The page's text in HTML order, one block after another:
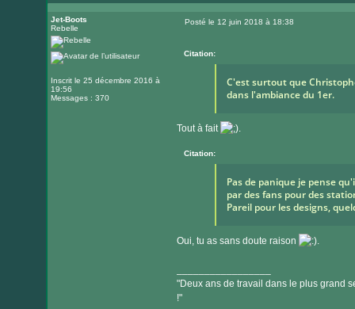
Jet-Boots
Rebelle
Inscrit le 25 décembre 2016 à
19:56
Messages : 370
Posté le 12 juin 2018 à 18:38
Citation:
C'est surtout que
dans l'ambiance du 1er.
Tout à fait .
Citation:
Pas de panique je pense
par des fans pour des
Pareil pour les designs,
Oui, tu as sans doute raison .
"Deux ans de travail dans le plus grand
!"